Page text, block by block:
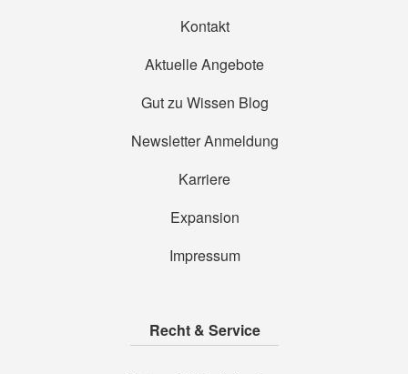
Kontakt
Aktuelle Angebote
Gut zu Wissen Blog
Newsletter Anmeldung
Karriere
Expansion
Impressum
Recht & Service